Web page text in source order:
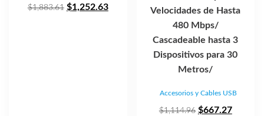
$1,883.61 El
$1,252.63El
Velocidades de Hasta
480 Mbps/
Cascadeable hasta 3
Dispositivos para 30
Metros/
Accesorios y Cables USB
$1,114.96 El
$667.27El